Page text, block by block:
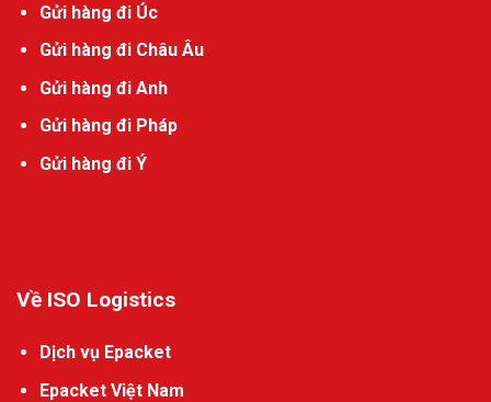
Gửi hàng đi Úc
Gửi hàng đi Châu Âu
Gửi hàng đi Anh
Gửi hàng đi Pháp
Gửi hàng đi Ý
Về ISO Logistics
Dịch vụ Epacket
Epacket Việt Nam